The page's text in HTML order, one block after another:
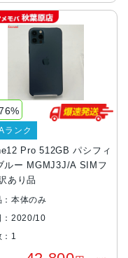
Pro 512GB パシフィ
ルー MGMJ3J/A SIMフ
あり品
ランク
：本体のみ
：2020/10
1